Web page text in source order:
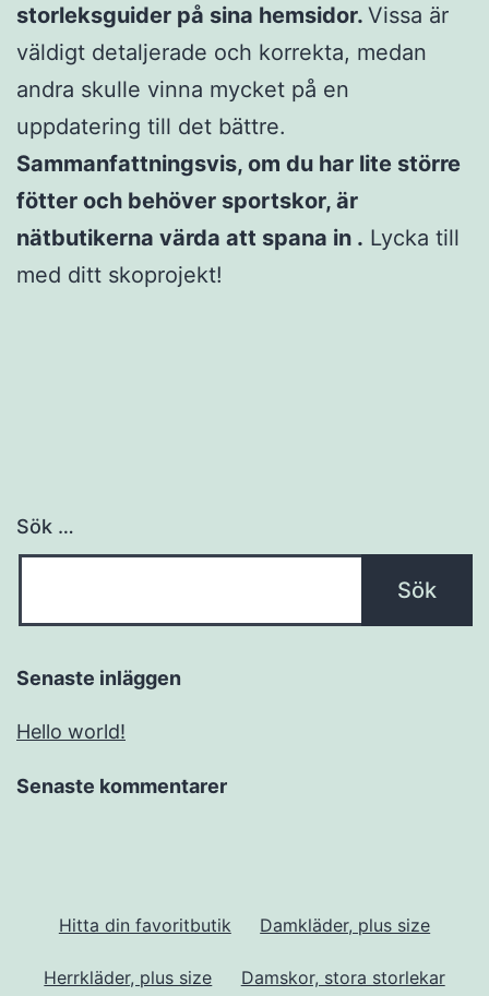
storleksguider på sina hemsidor. Vissa är
väldigt detaljerade och korrekta, medan
andra skulle vinna mycket på en
uppdatering till det bättre.
Sammanfattningsvis, om du har lite större
fötter och behöver sportskor, är
nätbutikerna värda att spana in . Lycka till
med ditt skoprojekt!
Sök …
Senaste inläggen
Hello world!
Senaste kommentarer
Hitta din favoritbutik Damkläder, plus size
Herrkläder, plus size Damskor, stora storlekar